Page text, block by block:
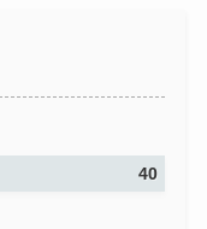
40